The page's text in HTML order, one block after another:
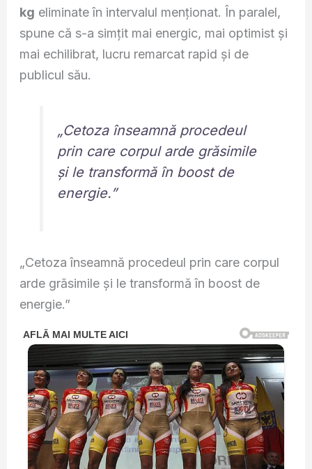
kg eliminate în intervalul menționat. În paralel,
spune că s-a simțit mai energic, mai optimist și
mai echilibrat, lucru remarcat rapid și de
publicul său.
„Cetoza înseamnă procedeul
prin care corpul arde grăsimile
și le transformă în boost de
energie.”
„Cetoza înseamnă procedeul prin care corpul
arde grăsimile și le transformă în boost de
energie.”